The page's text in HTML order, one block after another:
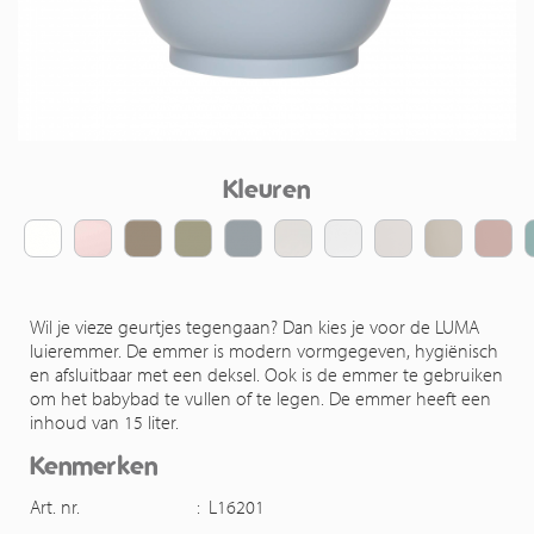
Kleuren
Wil je vieze geurtjes tegengaan? Dan kies je voor de LUMA
luieremmer. De emmer is modern vormgegeven, hygiënisch
en afsluitbaar met een deksel. Ook is de emmer te gebruiken
om het babybad te vullen of te legen. De emmer heeft een
inhoud van 15 liter.
Kenmerken
Art. nr. : L16201